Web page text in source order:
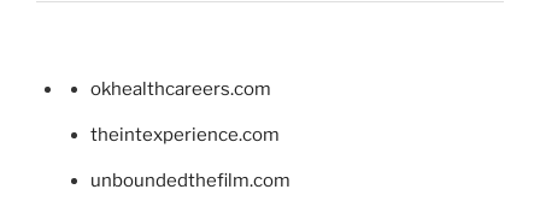
okhealthcareers.com
theintexperience.com
unboundedthefilm.com